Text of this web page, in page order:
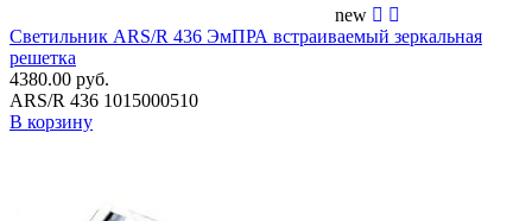
new
Светильник ARS/R 436 ЭмПРА встраиваемый зеркальная
решетка
4380.00 руб.
ARS/R 436 1015000510
В корзину